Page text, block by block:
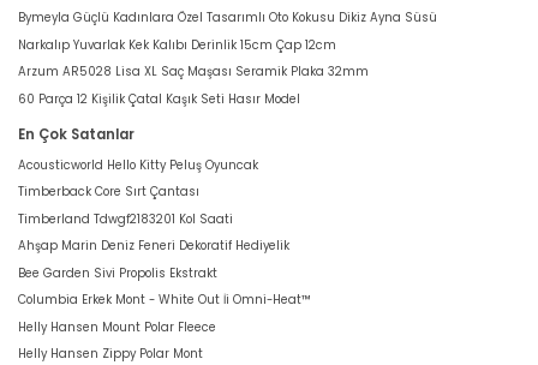
Bymeyla Güçlü Kadınlara Özel Tasarımlı Oto Kokusu Dikiz Ayna Süsü
Narkalıp Yuvarlak Kek Kalıbı Derinlik 15cm Çap 12cm
Arzum AR5028 Lisa XL Saç Maşası Seramik Plaka 32mm
60 Parça 12 Kişilik Çatal Kaşık Seti Hasır Model
En Çok Satanlar
Acousticworld Hello Kitty Peluş Oyuncak
Timberback Core Sırt Çantası
Timberland Tdwgf2183201 Kol Saati
Ahşap Marin Deniz Feneri Dekoratif Hediyelik
Bee Garden Sivi Propolis Ekstrakt
Columbia Erkek Mont - White Out İi Omni-Heat™
Helly Hansen Mount Polar Fleece
Helly Hansen Zippy Polar Mont